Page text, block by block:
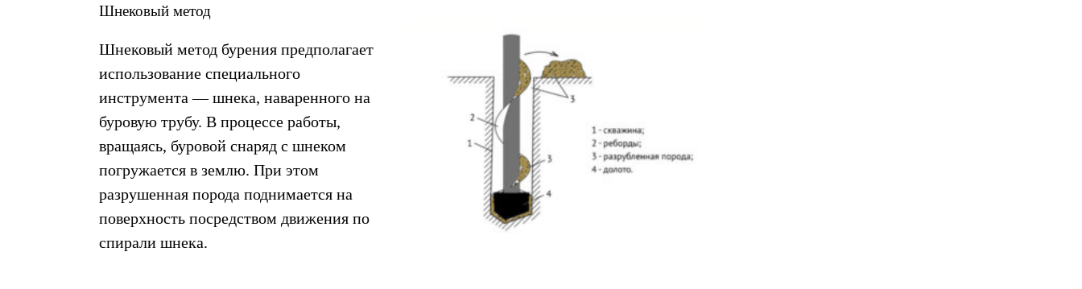
Шнековый метод
Шнековый метод бурения предполагает
использование специального
инструмента — шнека, наваренного на
буровую трубу. В процессе работы,
вращаясь, буровой снаряд с шнеком
погружается в землю. При этом
разрушенная порода поднимается на
поверхность посредством движения по
спирали шнека.